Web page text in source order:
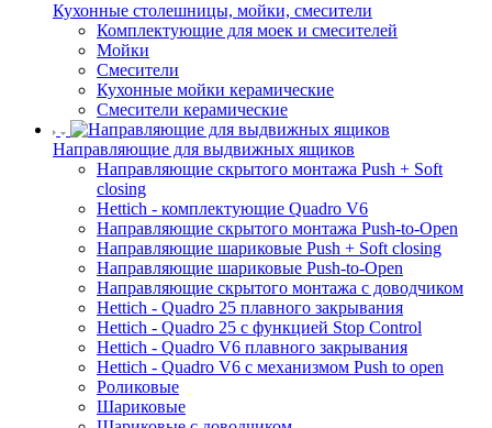
Кухонные столешницы, мойки, смесители
Комплектующие для моек и смесителей
Мойки
Смесители
Кухонные мойки керамические
Смесители керамические
Направляющие для выдвижных ящиков
Направляющие скрытого монтажа Push + Soft
closing
Hettich - комплектующие Quadro V6
Направляющие скрытого монтажа Push-to-Open
Направляющие шариковые Push + Soft closing
Направляющие шариковые Push-to-Open
Направляющие скрытого монтажа с доводчиком
Hettich - Quadro 25 плавного закрывания
Hettich - Quadro 25 с функцией Stop Control
Hettich - Quadro V6 плавного закрывания
Hettich - Quadro V6 с механизмом Push to open
Роликовые
Шариковые